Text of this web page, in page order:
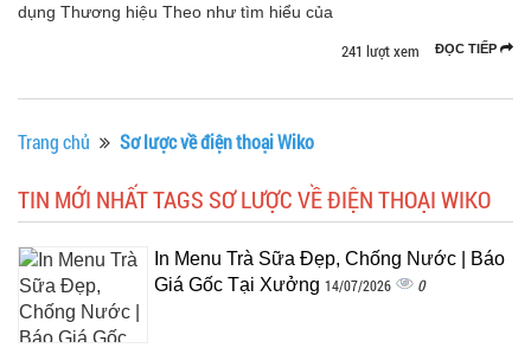
dụng Thương hiệu Theo như tìm hiểu của
ĐỌC TIẾP
241 lượt xem
Trang chủ Sơ lược về điện thoại Wiko
TIN MỚI NHẤT TAGS SƠ LƯỢC VỀ ĐIỆN THOẠI WIKO
In Menu Trà Sữa Đẹp, Chống Nước | Báo
Giá Gốc Tại Xưởng 14/07/2026 0